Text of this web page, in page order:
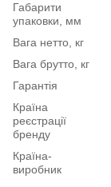
Габарити
упаковки, мм
Вага нетто, кг
Вага брутто, кг
Гарантія
Країна
реєстрації
бренду
Країна-
виробник